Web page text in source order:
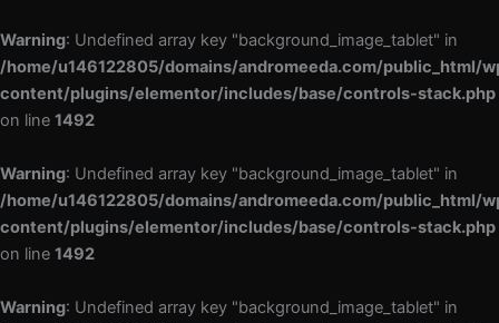
Warning: Undefined array key "background_image_tablet" in
/home/u146122805/domains/andromeeda.com/public_html/
content/plugins/elementor/includes/base/controls-stack.php
on line 1492
Warning: Undefined array key "background_image_tablet" in
/home/u146122805/domains/andromeeda.com/public_html/
content/plugins/elementor/includes/base/controls-stack.php
on line 1492
Warning: Undefined array key "background_image_tablet" in